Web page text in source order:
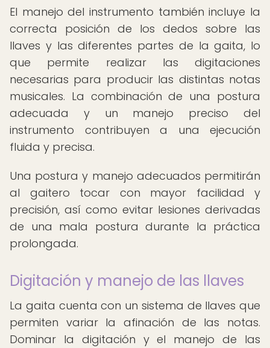
El manejo del instrumento también incluye la
correcta posición de los dedos sobre las
llaves y las diferentes partes de la gaita, lo
que permite realizar las digitaciones
necesarias para producir las distintas notas
musicales. La combinación de una postura
adecuada y un manejo preciso del
instrumento contribuyen a una ejecución
fluida y precisa.
Una postura y manejo adecuados permitirán
al gaitero tocar con mayor facilidad y
precisión, así como evitar lesiones derivadas
de una mala postura durante la práctica
prolongada.
Digitación y manejo de las llaves
La gaita cuenta con un sistema de llaves que
permiten variar la afinación de las notas.
Dominar la digitación y el manejo de las